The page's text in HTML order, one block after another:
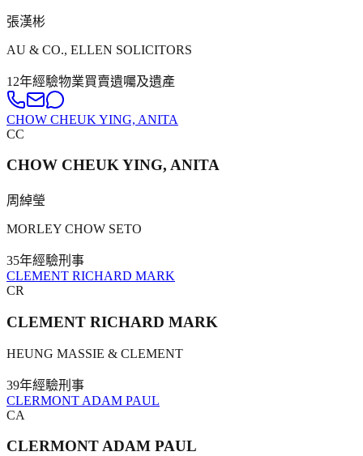
張漢彬
AU & CO., ELLEN SOLICITORS
12年經驗物業買賣遺囑及遺產
CHOW CHEUK YING, ANITA
CC
CHOW CHEUK YING, ANITA
周綽瑩
MORLEY CHOW SETO
35年經驗刑事
CLEMENT RICHARD MARK
CR
CLEMENT RICHARD MARK
HEUNG MASSIE & CLEMENT
39年經驗刑事
CLERMONT ADAM PAUL
CA
CLERMONT ADAM PAUL